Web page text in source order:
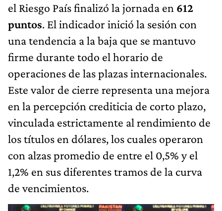
el Riesgo País finalizó la jornada en 612
puntos. El indicador inició la sesión con
una tendencia a la baja que se mantuvo
firme durante todo el horario de
operaciones de las plazas internacionales.
Este valor de cierre representa una mejora
en la percepción crediticia de corto plazo,
vinculada estrictamente al rendimiento de
los títulos en dólares, los cuales operaron
con alzas promedio de entre el 0,5% y el
1,2% en sus diferentes tramos de la curva
de vencimientos.